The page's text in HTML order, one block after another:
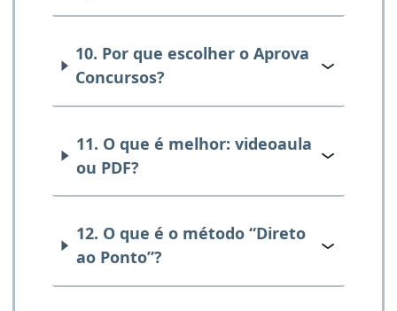
10. Por que escolher o Aprova
Concursos?
11. O que é melhor: videoaula
ou PDF?
12. O que é o método “Direto
ao Ponto”?